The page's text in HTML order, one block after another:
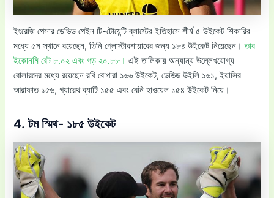
ইংরেজি পেসার ডেভিড পেইন টি-টোয়েন্টি ব্লাস্টের ইতিহাসে শীর্ষ ৫ উইকেট শিকারির
মধ্যে ৫ম স্থানে রয়েছেন, তিনি গ্লোস্টারশায়ারের জন্য ১৮৪ উইকেট নিয়েছেন।তার
ইকোনমি রেট ৮.০২ এবং গড় ২০.৮৮।এই তালিকায় অন্যান্য উল্লেখযোগ্য
বোলারদের মধ্যে রয়েছেন রবি বোপারা ১৬৬ উইকেট, ডেভিড উইলি ১৬১, ইয়াসির
আরাফাত ১৫৬, গ্যারেথ ব্যাটি ১৫৫ এবং বেনি হাওয়েল ১৫৪ উইকেট নিয়ে।
4. টম স্মিথ- ১৮৫ উইকেট